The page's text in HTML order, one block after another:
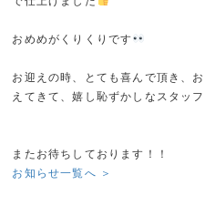
おめめがくりくりです
お迎えの時、とても喜んで頂き、
えてきて、嬉し恥ずかしなスタッ
またお待ちしております！！
お知らせ一覧へ ＞